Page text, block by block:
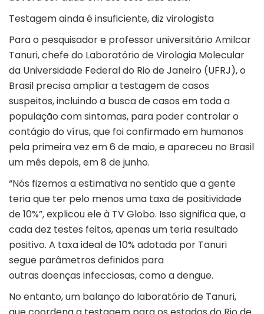
Testagem ainda é insuficiente, diz virologista
Para o pesquisador e professor universitário Amilcar
Tanuri, chefe do Laboratório de Virologia Molecular
da Universidade Federal do Rio de Janeiro (UFRJ), o
Brasil precisa ampliar a testagem de casos
suspeitos, incluindo a busca de casos em toda a
população com sintomas, para poder controlar o
contágio do vírus, que foi confirmado em humanos
pela primeira vez em 6 de maio, e apareceu no Brasil
um mês depois, em 8 de junho.
“Nós fizemos a estimativa no sentido que a gente
teria que ter pelo menos uma taxa de positividade
de 10%”, explicou ele à TV Globo. Isso significa que, a
cada dez testes feitos, apenas um teria resultado
positivo. A taxa ideal de 10% adotada por Tanuri
segue parâmetros definidos para
outras doenças infecciosas, como a dengue.
No entanto, um balanço do laboratório de Tanuri,